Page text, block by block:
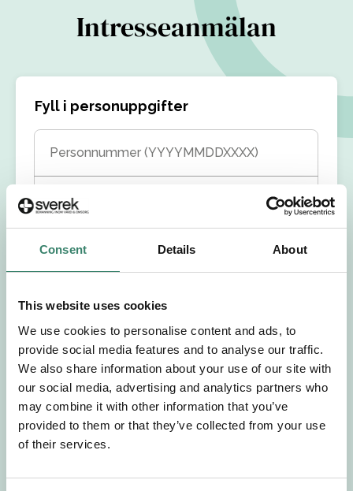
Consent Details About
This website uses cookies
We use cookies to personalise content and ads, to
provide social media features and to analyse our traffic.
We also share information about your use of our site with
our social media, advertising and analytics partners who
may combine it with other information that you’ve
provided to them or that they’ve collected from your use
of their services.
Intresseanmälan
Fyll i personuppgifter
Personnummer (YYYYMMDDXXXX)
Förnamn
Efternamn
Välj önskat arbetsområde
Välj önskad anställningsform
+46
E-post